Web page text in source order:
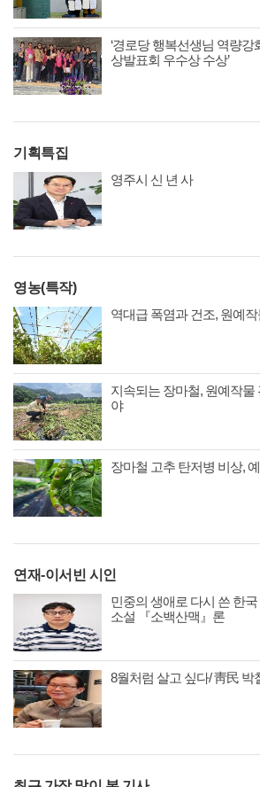
‘경로당 행복선생님 역량
상발표회 우수상 수상’
기획특집
영주시 신 년 사
영농(특작)
역대급 폭염과 건조, 원예
지속되는 장마철, 원예작물
야
장마철 고추 탄저병 비상,
연재-이서빈 시인
민중의 생애로 다시 쓴 한
소설 『소백산맥』론
8월처럼 살고 싶다/ 靑民 박